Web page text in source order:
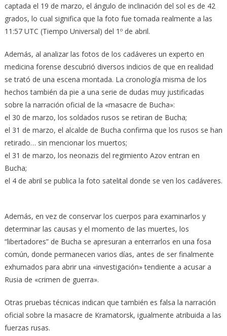
captada el 19 de marzo, el ángulo ‎de inclinación del sol es de 42
grados, lo cual significa que la foto fue tomada realmente a las
‎‎11:57 UTC (Tiempo Universal) del 1º de abril. ‎
Además, al analizar las fotos de los cadáveres un experto en
medicina forense descubrió diversos ‎indicios de que en realidad
se trató de una escena montada. La cronología misma de los
hechos ‎también da pie a una serie de dudas muy justificadas
sobre la narración oficial de la «masacre de ‎Bucha»:‎
el 30 de marzo, los soldados rusos se retiran de Bucha;
el 31 de marzo, el alcalde de Bucha confirma que los rusos se han
retirado… sin mencionar los ‎muertos;
el 31 de marzo, los neonazis del regimiento Azov entran en
Bucha;‎
el 4 de abril se publica la foto satelital donde se ven los cadáveres.
Además, en vez de conservar los cuerpos para examinarlos y
determinar las causas y el momento ‎de las muertes, los
“libertadores” de Bucha se apresuran a enterrarlos en una fosa
común, donde ‎permanecen varios días, antes de ser finalmente
exhumados para abrir una «investigación» tendiente a acusar a
Rusia de «crimen de guerra». ‎
Otras pruebas técnicas indican que también es falsa la narración
oficial sobre la masacre de ‎Kramatorsk, igualmente atribuida a las
fuerzas rusas.‎